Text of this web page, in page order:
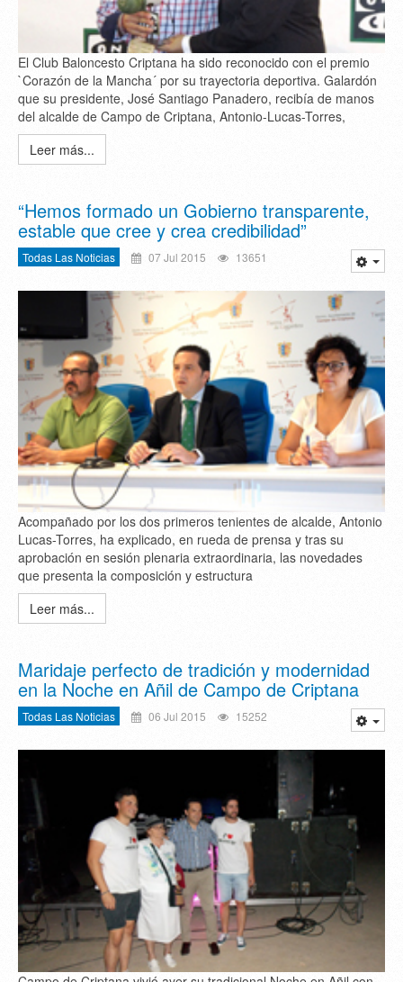
El Club Baloncesto Criptana ha sido reconocido con el premio
`Corazón de la Mancha´ por su trayectoria deportiva. Galardón
que su presidente, José Santiago Panadero, recibía de manos
del alcalde de Campo de Criptana, Antonio-Lucas-Torres,
Leer más...
“Hemos formado un Gobierno transparente,
estable que cree y crea credibilidad”
Todas Las Noticias 07 Jul 2015 13651
Acompañado por los dos primeros tenientes de alcalde, Antonio
Lucas-Torres, ha explicado, en rueda de prensa y tras su
aprobación en sesión plenaria extraordinaria, las novedades
que presenta la composición y estructura
Leer más...
Maridaje perfecto de tradición y modernidad
en la Noche en Añil de Campo de Criptana
Todas Las Noticias 06 Jul 2015 15252